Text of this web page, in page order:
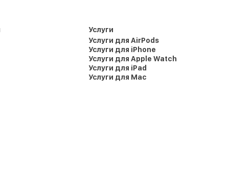
Услуги
Услуги для AirPods
Услуги для iPhone
Услуги для Apple Watch
Услуги для iPad
Услуги для Mac